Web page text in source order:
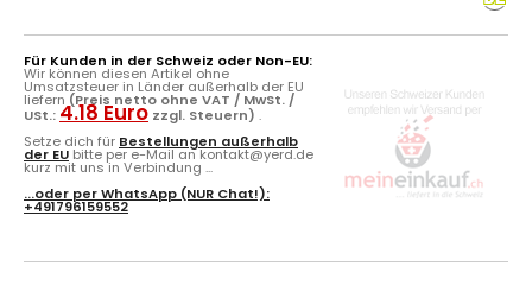
Für Kunden in der Schweiz oder Non-EU:
Wir können diesen Artikel ohne
Umsatzsteuer in Länder außerhalb der EU
liefern (Preis netto ohne VAT / MwSt. /
USt.: 4.18 Euro zzgl. Steuern) .
Setze dich für Bestellungen außerhalb
der EU bitte per e-Mail an kontakt@yerd.de
kurz mit uns in Verbindung ...
...oder perWhatsApp (NUR Chat!):
+491796159552